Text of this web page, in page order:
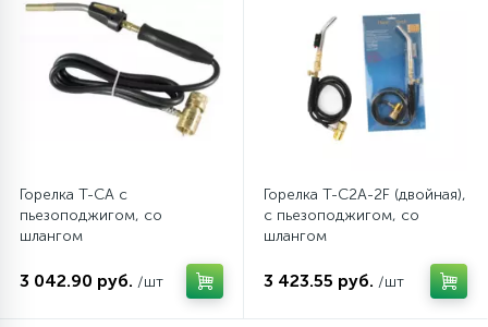
Шкивы барабана
Шланги залива
Щетки двигателя
30
Горелка T-CA с
пьезоподжигом, со
шлангом
3 042.90 руб. /шт
Горелка T-C2A-2F (двойная),
с пьезоподжигом, со
шлангом
3 423.55 руб. /шт